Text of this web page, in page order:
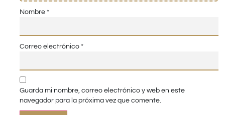
Nombre *
Correo electrónico *
Guarda mi nombre, correo electrónico y web en este
navegador para la próxima vez que comente.